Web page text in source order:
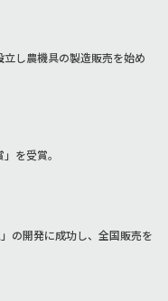
し農機具の製造販売を始め
を受賞。
の開発に成功し、全国販売を